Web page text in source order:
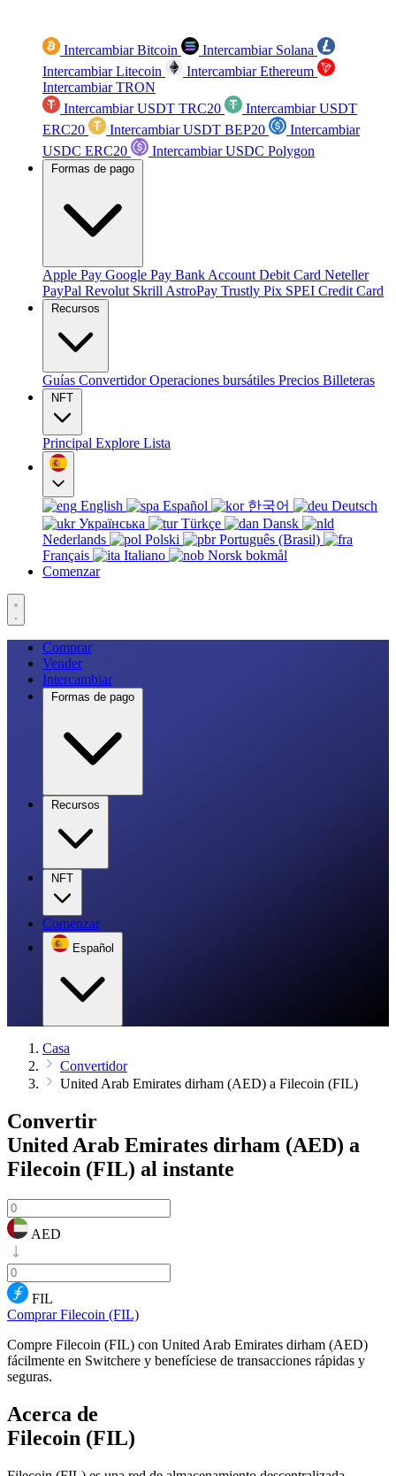
Intercambiar Bitcoin
Intercambiar Solana
Intercambiar Litecoin
Intercambiar Ethereum
Intercambiar TRON
Intercambiar USDT TRC20
Intercambiar USDT
ERC20
Intercambiar USDT BEP20
Intercambiar
USDC ERC20
Intercambiar USDC Polygon
Formas de pago
Apple Pay Google Pay Bank Account Debit Card Neteller
PayPal Revolut Skrill AstroPay Trustly Pix SPEI Credit Card
Recursos
Guías ConvertidorOperaciones bursátiles Precios Billeteras
NFT
Principal Explore Lista
English Español 한국어
Deutsch
Українська
Türkçe
Dansk
Nederlands
Polski
Português (Brasil)
Français
Italiano
Norsk bokmål
Comenzar
Comprar
Vender
Intercambiar
Formas de pago
Recursos
NFT
Comenzar
Español
Casa
Convertidor
United Arab Emirates dirham (AED) a Filecoin (FIL)
Convertir
United Arab Emirates dirham (AED) a
Filecoin (FIL) al instante
AED
FIL
Comprar Filecoin (FIL)
Compre Filecoin (FIL) con United Arab Emirates dirham (AED)
fácilmente en Switchere y benefíciese de transacciones rápidas y
seguras.
Acerca de
Filecoin (FIL)